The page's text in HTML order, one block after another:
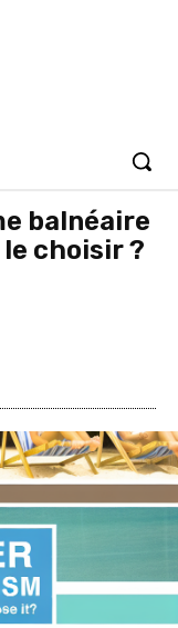
balnéaire
choisir ?